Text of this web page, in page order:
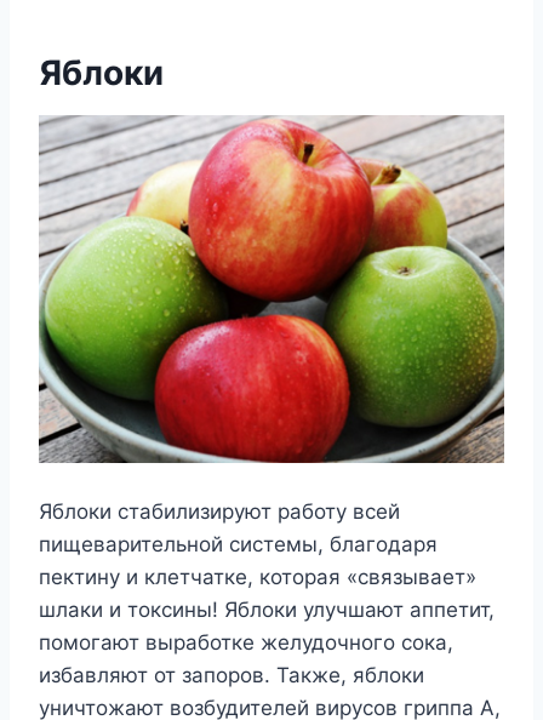
Яблоки
Яблоки стабилизируют работу всей
пищеварительной системы, благодаря
пектину и клетчатке, которая «связывает»
шлаки и токсины! Яблоки улучшают аппетит,
помогают выработке желудочного сока,
избавляют от запоров. Также, яблоки
уничтожают возбудителей вирусов гриппа А,